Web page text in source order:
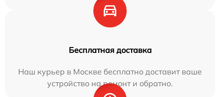
Бесплатная доставка
Наш курьер в Москве бесплатно доставит ваше
устройство на ремонт и обратно.